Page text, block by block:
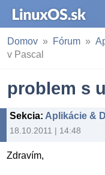
Domov Fórum
v Pascal
problem s
Sekcia: Aplikácie &
18.10.2011 | 14:48
Zdravím,